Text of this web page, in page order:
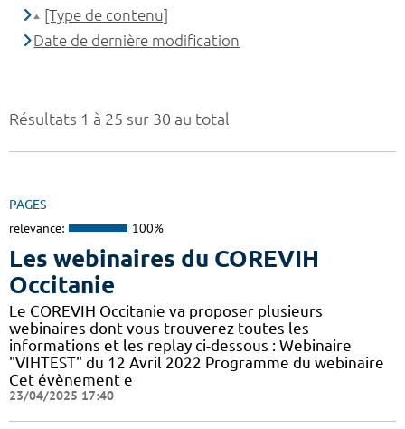
Résultats 1 à 25 sur 30 au total
PAGES
relevance: 100%
Les webinaires du COREVIH
Occitanie
Le COREVIH Occitanie va proposer plusieurs
webinaires dont vous trouverez toutes les
informations et les replay ci-dessous : Webinaire
"VIHTEST" du 12 Avril 2022 Programme du webinaire
Cet évènement e
23/04/2025 17:40
[Type de contenu]
Date de dernière modification